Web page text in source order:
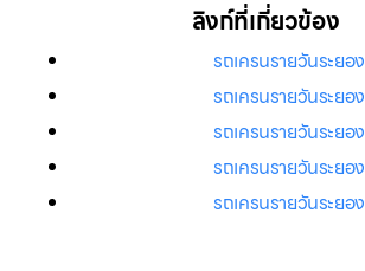
ลิงก์ที่เกี่ยวข้อง
รถเครนรายวันระยอง
รถเครนรายวันระยอง
รถเครนรายวันระยอง
รถเครนรายวันระยอง
รถเครนรายวันระยอง